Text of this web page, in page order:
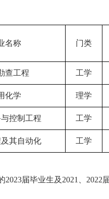
名称 门类
查工程 工学
化学 理学
控制工程 工学
其自动化 工学
2023届毕业生及2021、2022